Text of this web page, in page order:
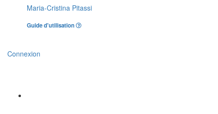
Maria-Cristina Pitassi
Guide d'utilisation
Connexion